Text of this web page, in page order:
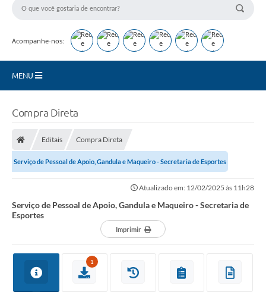
Acompanhe-nos:
MENU
Vagas PAT
Perguntas e Respostas Frequentes
Compra Direta
Compra Direta
Editais Compra Direta
Serviço de Pessoal de Apoio, Gandula e Maqueiro - Secretaria de Esportes
Atualizado em: 12/02/2025 às 11h28
Serviço de Pessoal de Apoio, Gandula e Maqueiro - Secretaria de
Esportes
Imprimir
1